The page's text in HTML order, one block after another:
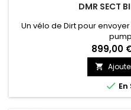
DMR SECT
Un vélo de Dirt pour
899,00

